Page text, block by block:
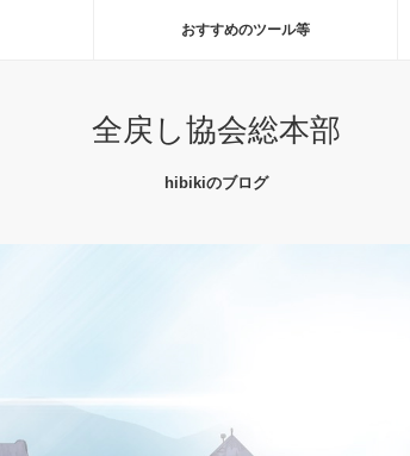
おすすめのツール等
全戻し協会総本部
hibikiのブログ